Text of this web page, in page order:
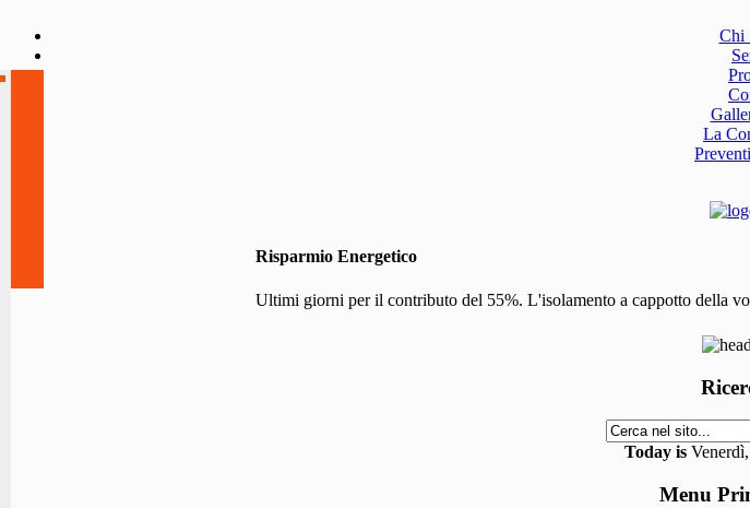
Chi
La
Risparmio Energetico
Ultimi giorni per il contributo del 55%. L'isolamento a cappotto della
Today is
Menu